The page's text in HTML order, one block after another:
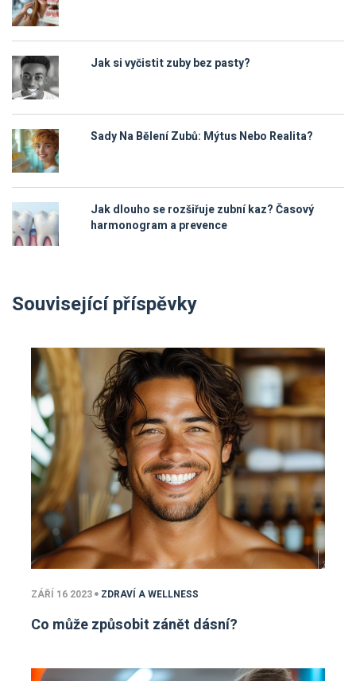
Jak si vyčistit zuby bez pasty?
Sady Na Bělení Zubů: Mýtus Nebo Realita?
Jak dlouho se rozšiřuje zubní kaz? Časový
harmonogram a prevence
Související příspěvky
ZÁŘÍ 16 2023 ZDRAVÍ A WELLNESS
Co může způsobit zánět dásní?